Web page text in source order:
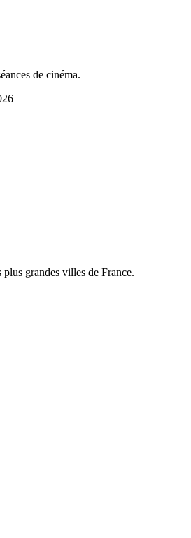
de cinéma.
plus grandes villes de France.